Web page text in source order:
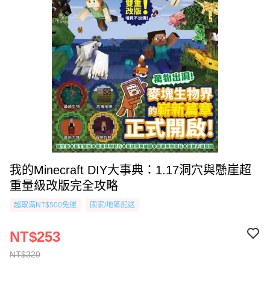
我的Minecraft DIY大事典：1.17洞穴與懸崖超
重量級改版完全攻略
超取滿NT$500免運 國家/地區配送
NT$320
NT$253